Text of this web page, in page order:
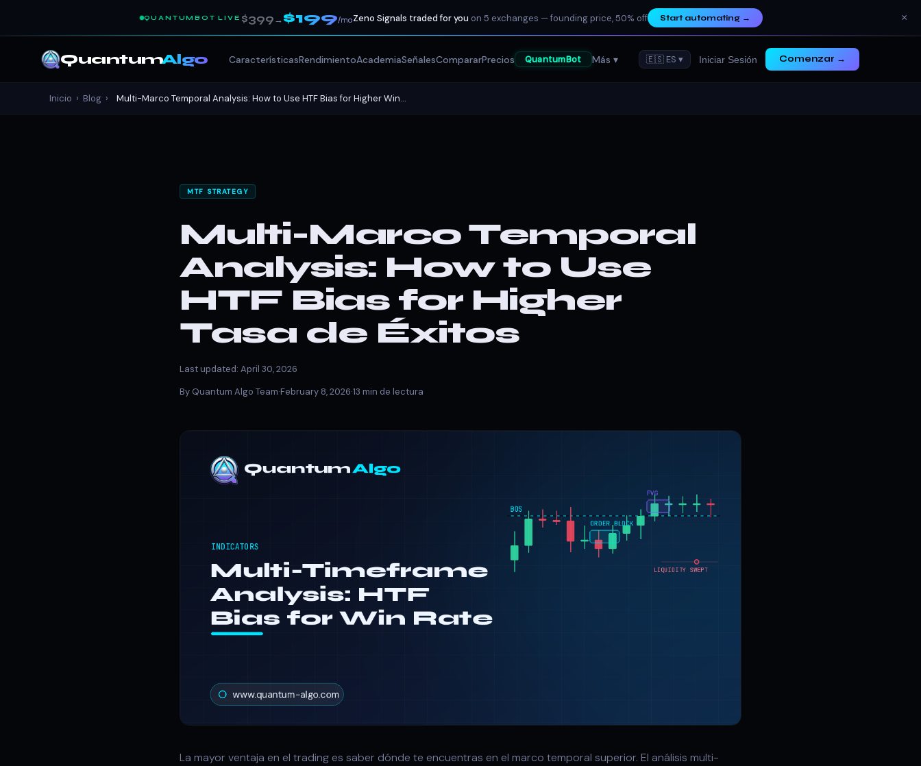
QUANTUMBOT LIVE $399→$199/moZeno Signals traded for you on 5 exchanges — founding price, 50% off Start automating→ ×
QuantumAlgo CaracterísticasRendimientoAcademiaSeñalesCompararPrecios QuantumBot Más ▾ 🇪🇸 ES ▾ Iniciar Sesión Comenzar →
Inicio › Blog › Multi-Marco Temporal Analysis: How to Use HTF Bias for Higher Win...
MTF STRATEGY
Multi-Marco Temporal
Analysis: How to Use
HTF Bias for Higher
Tasa de Éxitos
Last updated: April 30, 2026
By Quantum Algo Team·February 8, 2026·13 min de lectura
La mayor ventaja en el trading es saber dónde te encuentras en el marco temporal superior. El análisis multi-